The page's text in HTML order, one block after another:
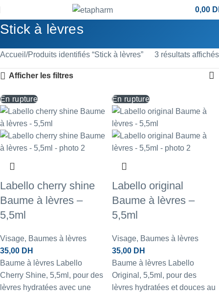
0,00
Stick à lèvres
Accueil Produits identifiés “Stick à lèvres” 3 résultats affichés
Afficher les filtres
En rupture
Labello cherry shine
Baume à lèvres –
5,5ml
Visage, Baumes à lèvres
35,00 DH
Baume à lèvres Labello
Cherry Shine, 5,5ml, pour des
lèvres hydratées avec une
En rupture
Labello original
Baume à lèvres –
5,5ml
Visage, Baumes à lèvres
35,00 DH
Baume à lèvres Labello
Original, 5,5ml, pour des
lèvres hydratées et douces au